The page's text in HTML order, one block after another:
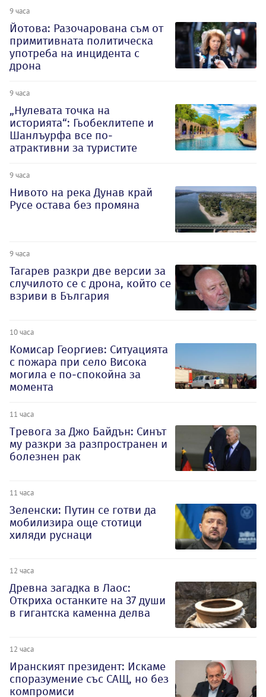
9 часа
Йотова: Разочарована съм от
примитивната политическа
употреба на инцидента с
дрона
9 часа
„Нулевата точка на
историята“: Гьобеклитепе и
Шанлъурфа все по-
атрактивни за туристите
9 часа
Нивото на река Дунав край
Русе остава без промяна
9 часа
Тагарев разкри две версии за
случилото се с дрона, който се
взриви в България
10 часа
Комисар Георгиев: Ситуацията
с пожара при село Висока
могила е по-спокойна за
момента
11 часа
Тревога за Джо Байдън: Синът
му разкри за разпространен и
болезнен рак
11 часа
Зеленски: Путин се готви да
мобилизира още стотици
хиляди руснаци
12 часа
Древна загадка в Лаос:
Откриха останките на 37 души
в гигантска каменна делва
12 часа
Иранският президент: Искаме
споразумение със САЩ, но без
компромиси